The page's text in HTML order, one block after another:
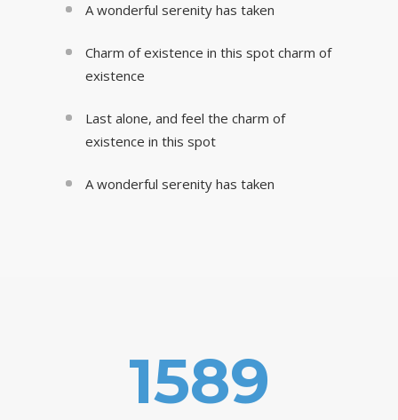
A wonderful serenity has taken
Charm of existence in this spot charm of
existence
Last alone, and feel the charm of
existence in this spot
A wonderful serenity has taken
1589